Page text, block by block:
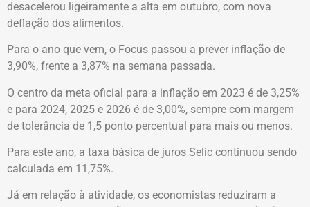
desacelerou ligeiramente a alta em outubro, com nova
deflação dos alimentos.
Para o ano que vem, o Focus passou a prever inflação de
3,90%, frente a 3,87% na semana passada.
O centro da meta oficial para a inflação em 2023 é de 3,25%
e para 2024, 2025 e 2026 é de 3,00%, sempre com margem
de tolerância de 1,5 ponto percentual para mais ou menos.
Para este ano, a taxa básica de juros Selic continuou sendo
calculada em 11,75%.
Já em relação à atividade, os economistas reduziram a